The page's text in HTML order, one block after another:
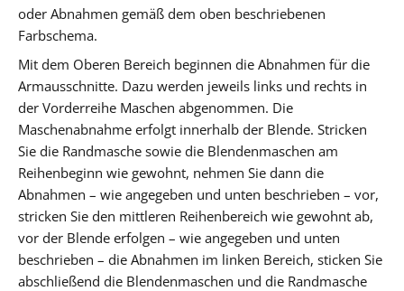
oder Abnahmen gemäß dem oben beschriebenen
Farbschema.
Mit dem Oberen Bereich beginnen die Abnahmen für die
Armausschnitte. Dazu werden jeweils links und rechts in
der Vorderreihe Maschen abgenommen. Die
Maschenabnahme erfolgt innerhalb der Blende. Stricken
Sie die Randmasche sowie die Blendenmaschen am
Reihenbeginn wie gewohnt, nehmen Sie dann die
Abnahmen – wie angegeben und unten beschrieben – vor,
stricken Sie den mittleren Reihenbereich wie gewohnt ab,
vor der Blende erfolgen – wie angegeben und unten
beschrieben – die Abnahmen im linken Bereich, sticken Sie
abschließend die Blendenmaschen und die Randmasche